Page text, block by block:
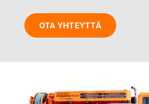
OTA YHTEYTTÄ